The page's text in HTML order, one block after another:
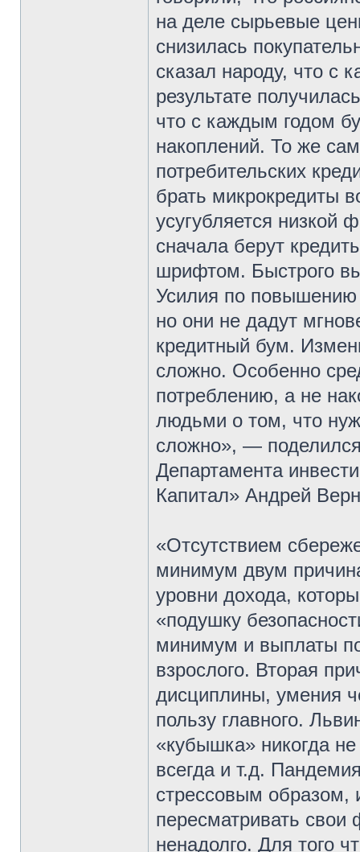
на деле сырьевые
снизилась
сказал народу, что с
результате
что с каждым годом
накоплений. То же
потребительских
брать микрокредиты
усугубляется низкой
сначала берут
шрифтом. Быстрого
Усилия по повышению
но они не дадут
кредитный бум.
сложно. Особенно
потреблению, а не
людьми о том, что
сложно», —
Департамента
Капитал» Андрей
«Отсутствием
минимум двум
уровни дохода,
«подушку
минимум и выплаты по
взрослого. Вторая
дисциплины, умения
пользу главного.
«кубышка» никогда не
всегда и т.д.
стрессовым образом,
пересматривать
ненадолго. Для того